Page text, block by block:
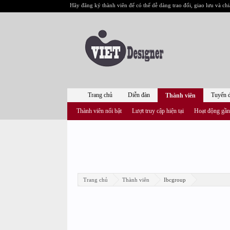
Hãy đăng ký thành viên để có thể dễ dàng trao đổi, giao lưu và
Trang chủ Thành viên Ibcgroup
Trang chủ Diễn đàn Thành viên
Thành viên nổi bật Lượt truy cập hiện tại Hoạt động
Tuyển